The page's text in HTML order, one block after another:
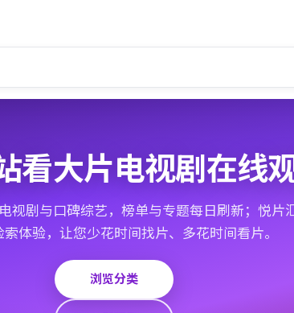
看大片电视剧在线
视剧与口碑综艺，榜单与专题每日刷新；悦片
体验，让您少花时间找片、多花时间看片。
浏览分类